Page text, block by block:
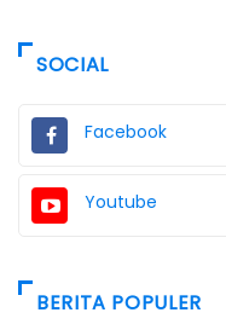
SOCIAL
Facebook
Youtube
BERITA POPULER